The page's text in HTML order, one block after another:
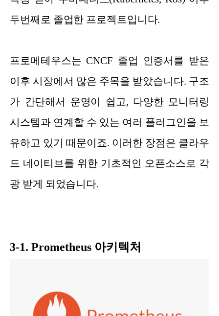
두번째로 졸업한 프로젝트입니다.
프로메테우스는 CNCF 졸업 인증서를 받은
이후 시장에서 많은 주목을 받았습니다. 구조
가 간단해서 운영이 쉽고, 다양한 모니터링
시스템과 연계할 수 있는 여러 플러그인을 보
유하고 있기 때문이죠. 이러한 장점은 클라우
드 네이티브를 위한 기초적인 오픈소스로 각
광 받게 되었습니다.
3-1. Prometheus 아키텍처